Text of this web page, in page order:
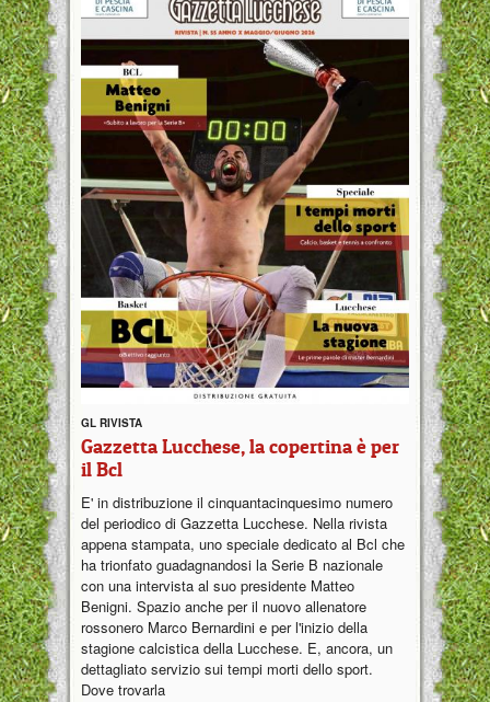
GL RIVISTA
Gazzetta Lucchese, la copertina è per
il Bcl
E' in distribuzione il cinquantacinquesimo numero
del periodico di Gazzetta Lucchese. Nella rivista
appena stampata, uno speciale dedicato al Bcl che
ha trionfato guadagnandosi la Serie B nazionale
con una intervista al suo presidente Matteo
Benigni. Spazio anche per il nuovo allenatore
rossonero Marco Bernardini e per l'inizio della
stagione calcistica della Lucchese. E, ancora, un
dettagliato servizio sui tempi morti dello sport.
Dove trovarla